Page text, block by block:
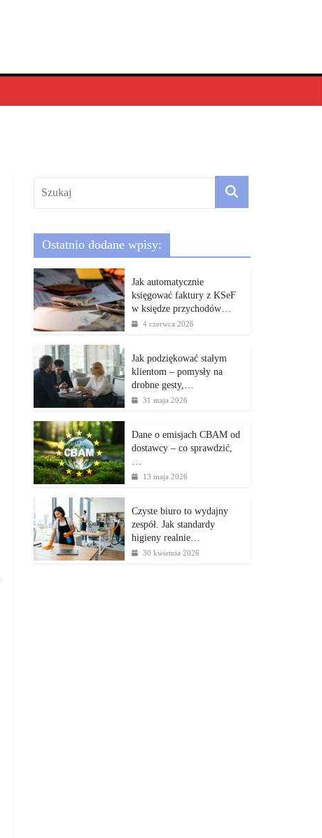
Ostatnio dodane wpisy:
Jak automatycznie
księgować faktury z KSeF
w księdze przychodów…
4 czerwca 2026
Jak podziękować stałym
klientom – pomysły na
drobne gesty,…
31 maja 2026
Dane o emisjach CBAM od
dostawcy – co sprawdzić,
13 maja 2026
Czyste biuro to wydajny
zespół. Jak standardy
higieny realnie…
30 kwietnia 2026